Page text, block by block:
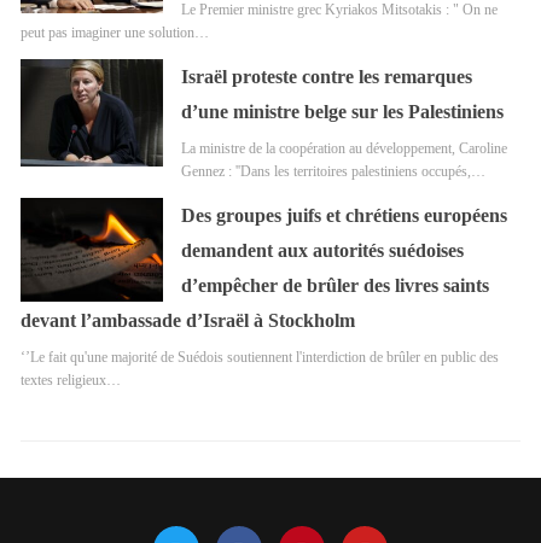
Le Premier ministre grec Kyriakos Mitsotakis : " On ne
peut pas imaginer une solution…
Israël proteste contre les remarques
d’une ministre belge sur les Palestiniens
La ministre de la coopération au développement, Caroline
Gennez : ''Dans les territoires palestiniens occupés,…
Des groupes juifs et chrétiens européens
demandent aux autorités suédoises
d’empêcher de brûler des livres saints
devant l’ambassade d’Israël à Stockholm
‘’Le fait qu'une majorité de Suédois soutiennent l'interdiction de brûler en public des
textes religieux…